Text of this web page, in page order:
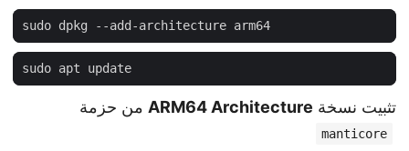
تثبيت نسخة ARM64 Architecture من حزمة
manticore